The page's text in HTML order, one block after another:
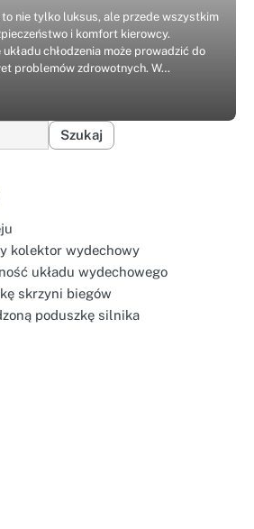
nie tylko luksus, ale przede wszystkim
i komfort kierowcy.
chłodzenia może prowadzić do
problemów zdrowotnych. W…
kolektor wydechowy
układu wydechowego
skrzyni biegów
poduszkę silnika